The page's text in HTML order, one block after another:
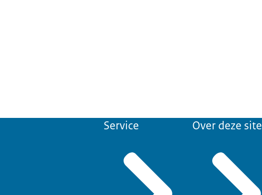
Service Over deze site